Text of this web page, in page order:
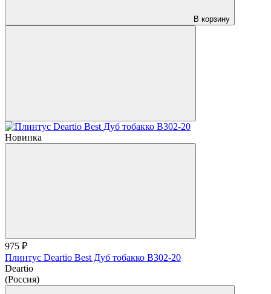
В корзину
Новинка
975 ₽
Плинтус Deartio Best Дуб тобакко B302-20
Deartio
(Россия)